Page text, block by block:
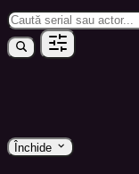
Închide keyboard_arrow_down